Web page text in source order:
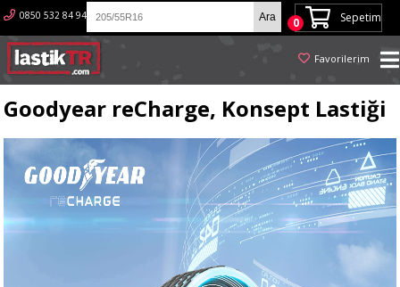
Sepetim
0
Favorilerim
0850 532 84 94
Goodyear reCharge, Konsept Lastiği